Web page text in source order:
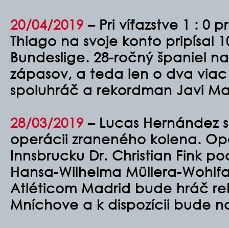
20/04/2019 – Pri víťazstve 1 : 0
Thiago na svoje konto pripísal
Bundeslige. 28-ročný španiel
zápasov, a teda len o dva
spoluhráč a rekordman Javi
28/03/2019 – Lucas Hernández
operácii zraneného kolena.
Innsbrucku Dr. Christian Fink
Hansa-Wilhelma Müllera-
Atléticom Madrid bude hráč
Mníchove a k dispozícii bude